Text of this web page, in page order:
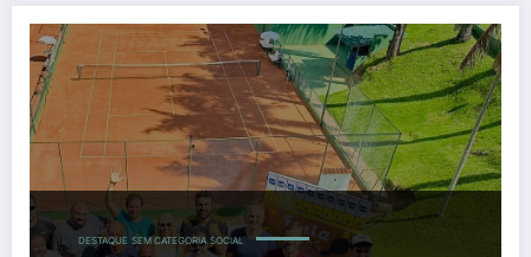
Almoço de Final de Ano dos Tenistas da AABB
DESTAQUE SEM CATEGORIA SOCIAL